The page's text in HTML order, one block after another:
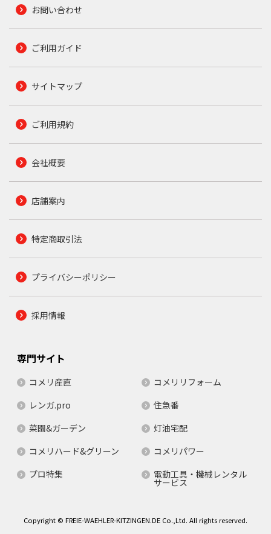
お問い合わせ
ご利用ガイド
サイトマップ
ご利用規約
会社概要
店舗案内
特定商取引法
プライバシーポリシー
採用情報
専門サイト
コメリ産直
コメリリフォーム
レンガ.pro
住急番
菜園&ガーデン
灯油宅配
コメリハード&グリーン
コメリパワー
プロ特集
電動工具・機械レンタル
サービス
Copyright © FREIE-WAEHLER-KITZINGEN.DE Co.,Ltd. All rights reserved.